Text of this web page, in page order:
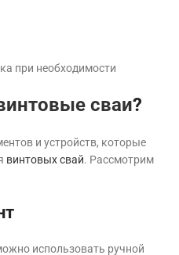
при необходимости
сваи?
и устройств, которые
винтовых свай. Рассмотрим
использовать ручной